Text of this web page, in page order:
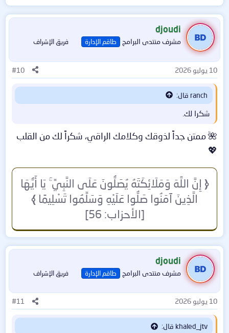
ل
ت
ف
ا
ع
ا
ت
:
djoudi
مشرف منتدى البرامج طاقم الإدارة فريق الإشراف
10 يوليو 2026 #10
ranch قال:
شكرا لك.
🌺 ممتن جداً لذوقك وكلامك الراقي، شكراً لك من القلب
💖
﴿ إِنَّ اللَّهَ وَمَلَائِكَتَهُ يُصَلُّونَ عَلَى النَّبِيِّ ۚ يَا أَيُّهَا
الَّذِينَ آمَنُوا صَلُّوا عَلَيْهِ وَسَلِّمُوا تَسْلِيمًا﴾
[الأحزاب: 56]
djoudi
مشرف منتدى البرامج طاقم الإدارة فريق الإشراف
10 يوليو 2026 #11
khaled_jtv قال: